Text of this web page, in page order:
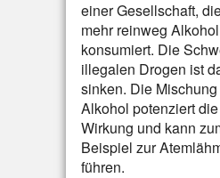
einer Gesellschaft,
mehr reinweg Alkohol
konsumiert. Die
illegalen Drogen ist
sinken. Die
Alkohol potenziert die
Wirkung und kann
Beispiel zur
führen.